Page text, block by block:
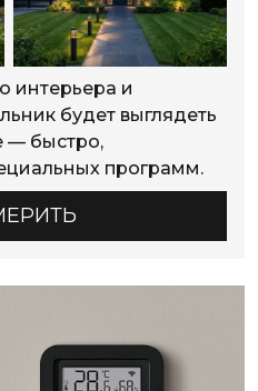
интерьера и
будет выглядеть
— быстро,
программ.